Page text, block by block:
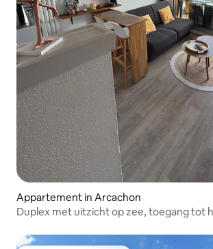
Appartement in Arcachon
Duplex met uitzicht op zee, toegang tot